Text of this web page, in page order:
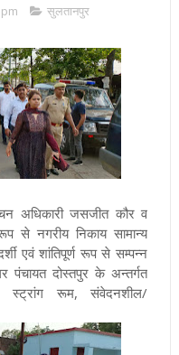
सुलतानपुर
अधिकारी जसजीत कौर व
से नगरीय निकाय सामान्य
एवं शांतिपूर्ण रूप से सम्पन्न
दोस्तपुर के अन्तर्गत
स्ट्रांग रूम, संवेदनशील/